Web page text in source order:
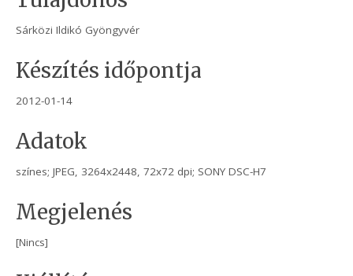
Sárközi Ildikó Gyöngyvér
Készítés időpontja
2012-01-14
Adatok
színes; JPEG, 3264x2448, 72x72 dpi; SONY DSC-H7
Megjelenés
[Nincs]